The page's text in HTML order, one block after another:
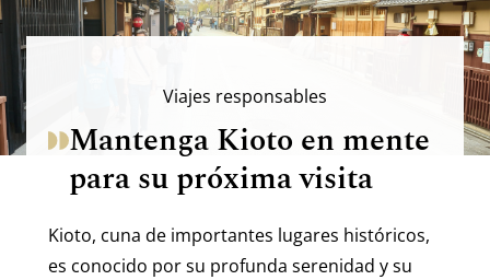
Viajes responsables
Mantenga Kioto en mente
para su próxima visita
Kioto, cuna de importantes lugares históricos,
es conocido por su profunda serenidad y su